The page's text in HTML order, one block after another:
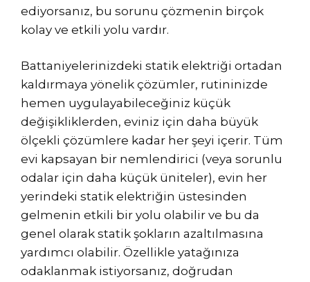
ediyorsanız, bu sorunu çözmenin birçok
kolay ve etkili yolu vardır.
Battaniyelerinizdeki statik elektriği ortadan
kaldırmaya yönelik çözümler, rutininizde
hemen uygulayabileceğiniz küçük
değişikliklerden, eviniz için daha büyük
ölçekli çözümlere kadar her şeyi içerir. Tüm
evi kapsayan bir nemlendirici (veya sorunlu
odalar için daha küçük üniteler), evin her
yerindeki statik elektriğin üstesinden
gelmenin etkili bir yolu olabilir ve bu da
genel olarak statik şokların azaltılmasına
yardımcı olabilir. Özellikle yatağınıza
odaklanmak istiyorsanız, doğrudan